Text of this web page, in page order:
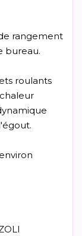
rangement
bureau.
roulants